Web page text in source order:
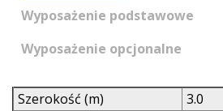
Wyposażenie podstawowe
Wyposażenie opcjonalne
Szerokość (m)
3.0